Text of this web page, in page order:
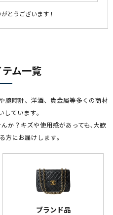
とうございます！
ム一覧
腕時計、洋酒、貴金属等多くの商材
しています｡
か？キズや使用感があっても､大歓
方にお届けします｡
ブランド品